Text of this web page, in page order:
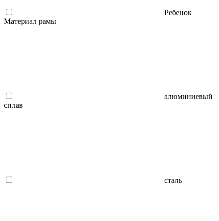
Ребенок
Материал рамы
алюминиевый
сплав
сталь